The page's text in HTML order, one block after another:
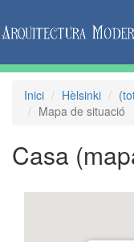
Inici Hèlsinki
Mapa de situació
Casa